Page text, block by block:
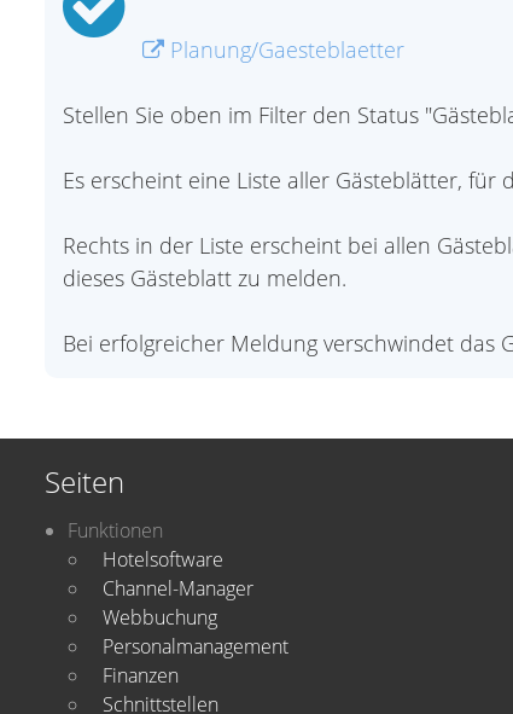
Planung/Gaesteblaetter
Stellen Sie oben im Filter den Status
Es erscheint eine Liste aller Gästeblätter,
Rechts in der Liste erscheint bei allen
dieses Gästeblatt zu melden.
Bei erfolgreicher Meldung verschwindet das
Seiten
Funktionen
Hotelsoftware
Channel-Manager
Webbuchung
Personalmanagement
Finanzen
Schnittstellen